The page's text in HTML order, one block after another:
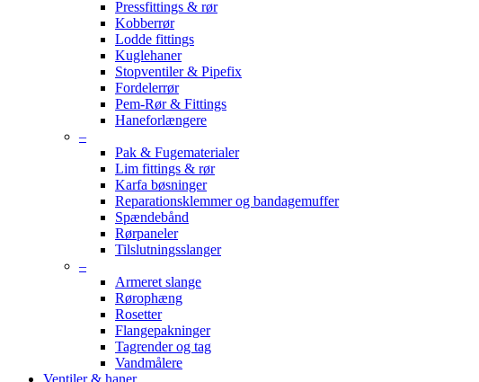
Pressfittings & rør
Kobberrør
Lodde fittings
Kuglehaner
Stopventiler & Pipefix
Fordelerrør
Pem-Rør & Fittings
Haneforlængere
–
Pak & Fugematerialer
Lim fittings & rør
Karfa bøsninger
Reparationsklemmer og bandagemuffer
Spændebånd
Rørpaneler
Tilslutningsslanger
–
Armeret slange
Rørophæng
Rosetter
Flangepakninger
Tagrender og tag
Vandmålere
Ventiler & haner